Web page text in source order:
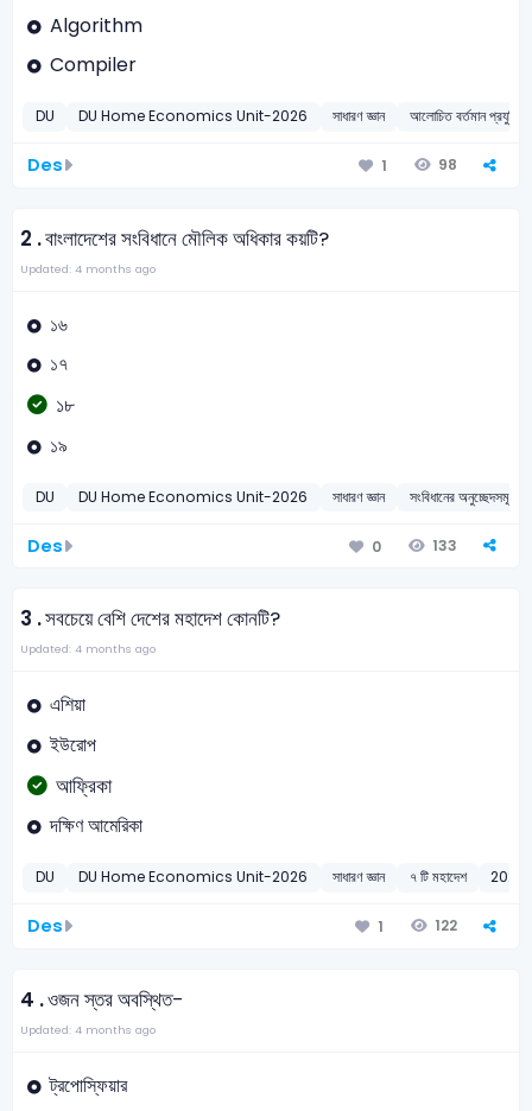
Algorithm
Compiler
DU DU Home Economics Unit-2026 সাধারণ জ্ঞান আলোচিত বর্তমান প্রযুক্তি
Des 1 98
2 .বাংলাদেশের সংবিধানে মৌলিক অধিকার কয়টি?
Updated: 4 months ago
১৬
১৭
১৮
১৯
DU DU Home Economics Unit-2026 সাধারণ জ্ঞান সংবিধানের অনুচ্ছেদসমূহ
Des 0 133
3 .সবচেয়ে বেশি দেশের মহাদেশ কোনটি?
Updated: 4 months ago
এশিয়া
ইউরোপ
আফ্রিকা
দক্ষিণ আমেরিকা
DU DU Home Economics Unit-2026 সাধারণ জ্ঞান ৭ টি মহাদেশ 2026
Des 1 122
4 .ওজন স্তর অবস্থিত-
Updated: 4 months ago
ট্রপোস্ফিয়ার